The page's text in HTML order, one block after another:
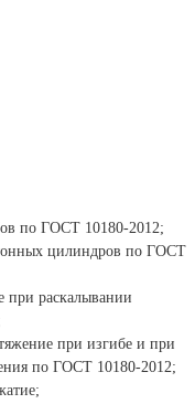
по ГОСТ 10180-2012;
цилиндров по ГОСТ
при раскалывании
при изгибе и при
по ГОСТ 10180-2012;